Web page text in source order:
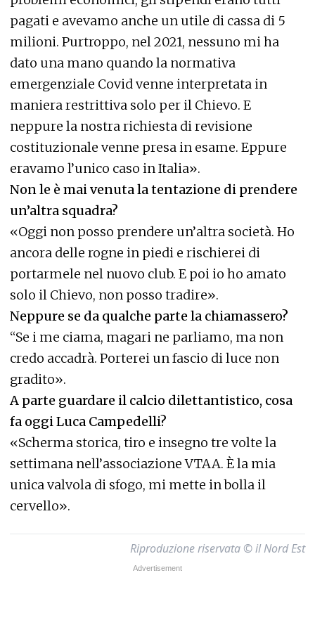
pagati e avevamo anche un utile di cassa di 5
milioni. Purtroppo, nel 2021, nessuno mi ha
dato una mano quando la normativa
emergenziale Covid venne interpretata in
maniera restrittiva solo per il Chievo. E
neppure la nostra richiesta di revisione
costituzionale venne presa in esame. Eppure
eravamo l’unico caso in Italia».
Non le è mai venuta la tentazione di prendere
un’altra squadra?
«Oggi non posso prendere un’altra società. Ho
ancora delle rogne in piedi e rischierei di
portarmele nel nuovo club. E poi io ho amato
solo il Chievo, non posso tradire».
Neppure se da qualche parte la chiamassero?
“Se i me ciama, magari ne parliamo, ma non
credo accadrà. Porterei un fascio di luce non
gradito».
A parte guardare il calcio dilettantistico, cosa
fa oggi Luca Campedelli?
«Scherma storica, tiro e insegno tre volte la
settimana nell’associazione VTAA. È la mia
unica valvola di sfogo, mi mette in bolla il
cervello».
Riproduzione riservata © il Nord Est